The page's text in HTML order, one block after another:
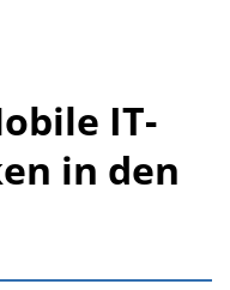
IT-
in den